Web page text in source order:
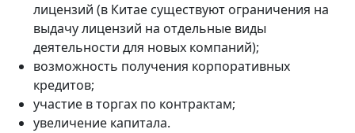
лицензий (в Китае существуют ограничения на
выдачу лицензий на отдельные виды
деятельности для новых компаний);
возможность получения корпоративных
кредитов;
участие в торгах по контрактам;
увеличение капитала.